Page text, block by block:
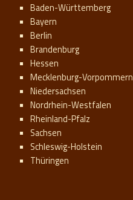
Baden-Württemberg
Bayern
Berlin
Brandenburg
Hessen
Mecklenburg-Vorpommern
Niedersachsen
Nordrhein-Westfalen
Rheinland-Pfalz
Sachsen
Schleswig-Holstein
Thüringen